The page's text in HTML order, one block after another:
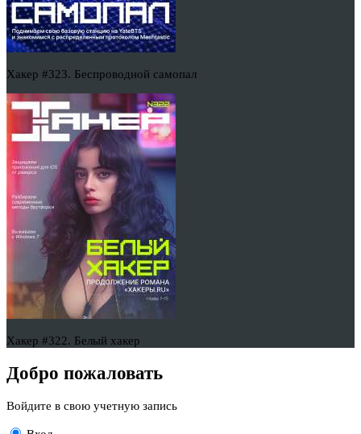
Хакер #323. Беспроводной самопал
Хакер #322. Белый хакер
Добро пожаловать
Войдите в свою учетную запись